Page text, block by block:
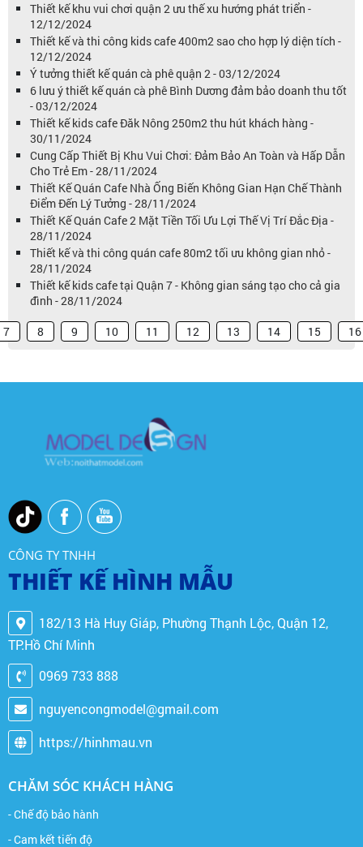
Thiết kế khu vui chơi quận 2 ưu thế xu hướng phát triển -
12/12/2024
Thiết kế và thi công kids cafe 400m2 sao cho hợp lý diện tích -
12/12/2024
Ý tưởng thiết kế quán cà phê quận 2 - 03/12/2024
6 lưu ý thiết kế quán cà phê Bình Dương đảm bảo doanh thu tốt
- 03/12/2024
Thiết kế kids cafe Đăk Nông 250m2 thu hút khách hàng -
30/11/2024
Cung Cấp Thiết Bị Khu Vui Chơi: Đảm Bảo An Toàn và Hấp Dẫn
Cho Trẻ Em - 28/11/2024
Thiết Kế Quán Cafe Nhà Ống Biến Không Gian Hạn Chế Thành
Điểm Đến Lý Tưởng - 28/11/2024
Thiết Kế Quán Cafe 2 Mặt Tiền Tối Ưu Lợi Thế Vị Trí Đắc Địa -
28/11/2024
Thiết kế và thi công quán cafe 80m2 tối ưu không gian nhỏ -
28/11/2024
Thiết kế kids cafe tại Quận 7 - Không gian sáng tạo cho cả gia
đình - 28/11/2024
7 8 9 10 11 12 13 14 15 16
CÔNG TY TNHH
THIẾT KẾ HÌNH MẪU
182/13 Hà Huy Giáp, Phường Thạnh Lộc, Quận 12,
TP.Hồ Chí Minh
0969 733 888
nguyencongmodel@gmail.com
https://hinhmau.vn
CHĂM SÓC KHÁCH HÀNG
- Chế độ bảo hành
- Cam kết tiến độ